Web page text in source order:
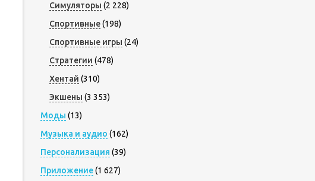
Симуляторы (2 228)
Спортивные(198)
Спортивные игры (24)
Стратегии (478)
Хентай (310)
Экшены (3 353)
Моды (13)
Музыка и аудио (162)
Персонализация (39)
Приложение(1 627)